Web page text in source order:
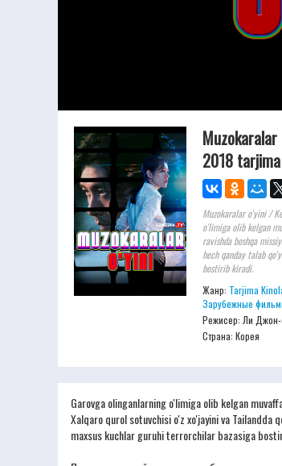
2018
Muzokaralar o'yini /
o'limiga olib kelgan
ravishda boshqa
hech qanday talab
bostirib kiradi.
Жанр: Tarjima
Зарубежные
Режисер: Ли Джон-
Страна: Корея
Garovga olinganlarning o'limiga olib kelgan
Xalqaro qurol sotuvchisi o'z xo'jayini va
maxsus kuchlar guruhi terrorchilar bazasiga